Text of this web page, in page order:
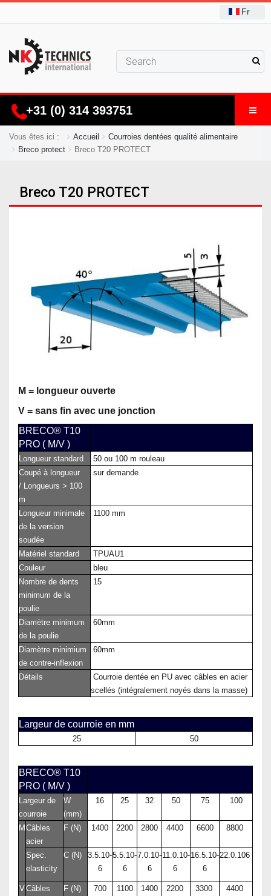
Fr
+31 (0) 314 393751
Vous êtes ici : Accueil
Courroies dentées qualité alimentaire
Breco protect
Breco T20 PROTECT
Breco T20 PROTECT
M = longueur ouverte
V = sans fin avec une jonction
BRECO® T10
PRO ( M/V )
Longueur standard
50 ou 100 m rouleau
Coupé à longueur
/ Longueurs > 100
m
sur demande
Longueur minimale
de la version
soudée
1100 mm
Matériel standard
TPUAU1
Couleur
bleu
Nombre de dents
minimum de la
poulie
15
Diamètre minimum
de la poulie
60mm
Diamètre minimium
de contre-inflexion
60mm
Détails
Courroie dentée en PU avec câbles en acier
scellés (intégralement noyés dans la masse)
Largeur de courroie en mm
25 50
BRECO® T10
PRO ( M/V )
Largeur de
courroie
W
(mm)
16 25 32 50 75 100
M Câbles
acier
F (N) 1400 2200 2800 4400 6600 8800
Spec.
elasticity
C (N)
3.5.10-
6
5.5.10-
6
7.0.10-
6
11.0.10-
6
16.5.10-
6
22.0.106
VCâbles
F (N) 700 1100 1400 2200 3300 4400